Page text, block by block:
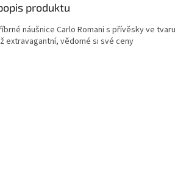
produktu
náušnice Carlo Romani s přívěsky ve
extravagantní, vědomé si své ceny